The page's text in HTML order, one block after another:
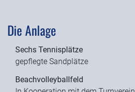
Die Anlage
Sechs Tennisplätze
gepflegte Sandplätze
Beachvolleyballfeld